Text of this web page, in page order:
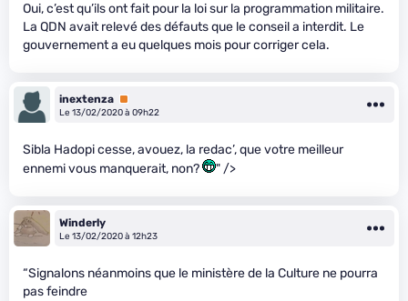
Oui, c’est qu’ils ont fait pour la loi sur la programmation militaire.
La QDN avait relevé des défauts que le conseil a interdit. Le
gouvernement a eu quelques mois pour corriger cela.
inextenza Premium
Le 13/02/2020 à 09h22
Sibla Hadopi cesse, avouez, la redac’, que votre meilleur
ennemi vous manquerait, non?
" />
Winderly
Le 13/02/2020 à 12h23
“Signalons néanmoins que le ministère de la Culture ne pourra
pas feindre